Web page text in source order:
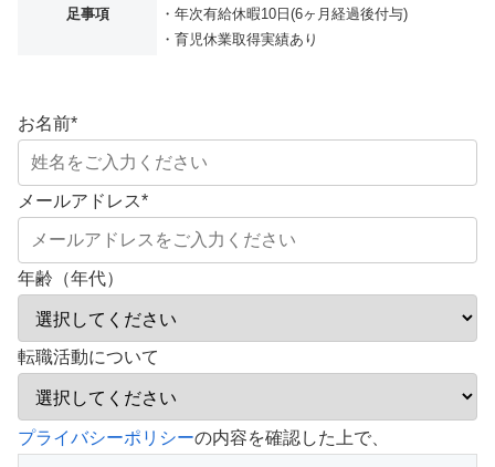
足事項
・年次有給休暇10日(6ヶ月経過後付与)
・育児休業取得実績あり
お名前*
メールアドレス*
年齢（年代）
転職活動について
こ
プライバシーポリシーの内容を確認した上で、